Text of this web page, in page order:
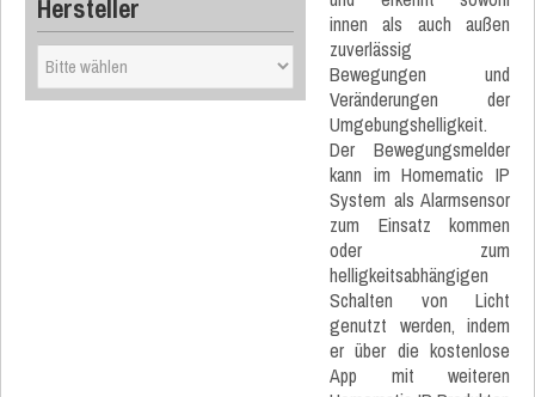
Hersteller
innen als auch außen
zuverlässig
Bewegungen und
Veränderungen der
Umgebungshelligkeit.
Der Bewegungsmelder
kann im Homematic IP
System als Alarmsensor
zum Einsatz kommen
oder zum
helligkeitsabhängigen
Schalten von Licht
genutzt werden, indem
er über die kostenlose
App mit weiteren